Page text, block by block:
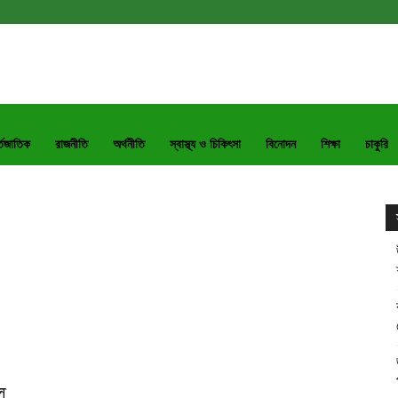
রাজনীতি অর্থনীতি স্বাস্থ্য ও চিকিৎসা বিনোদন শিক্ষা চাকুরি